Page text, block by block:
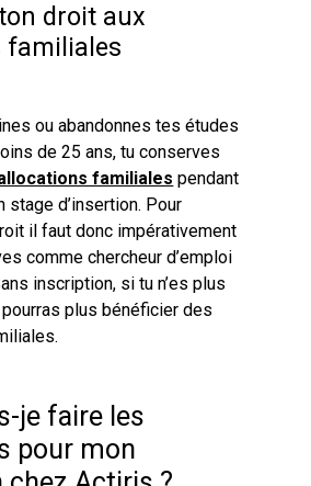
droit aux
familiales
ou abandonnes tes études
de 25 ans, tu conserves
familiales pendant
stage d’insertion. Pour
il faut donc impérativement
comme chercheur d’emploi
inscription, si tu n’es plus
plus bénéficier des
je faire les
pour mon